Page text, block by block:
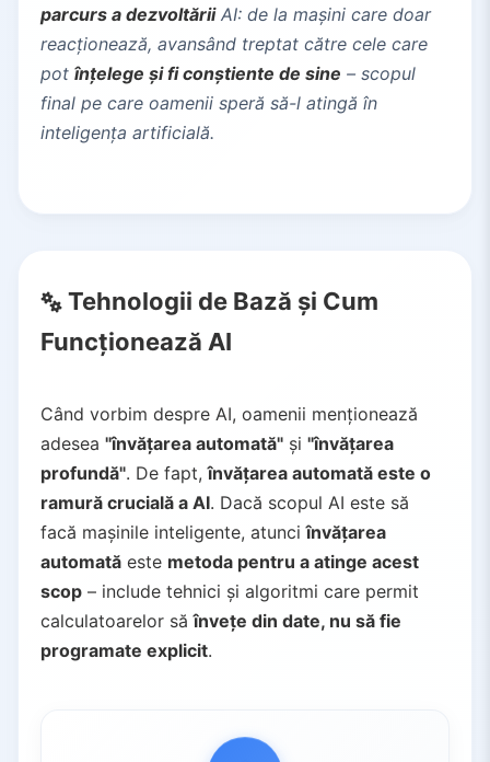
parcurs a dezvoltăriiAI: de la mașini care doar
reacționează, avansând treptat către cele care
pot înțelege și fi conștiente de sine – scopul
final pe care oamenii speră să-l atingă în
inteligența artificială.
Tehnologii de Bază și Cum
Funcționează AI
Când vorbim despre AI, oamenii menționează
adesea "învățarea automată" și "învățarea
profundă". De fapt,învățarea automată este o
ramură crucială a AI. Dacă scopul AI este să
facă mașinile inteligente, atunciînvățarea
automată este metoda pentru a atinge acest
scop – include tehnici și algoritmi care permit
calculatoarelor săînvețe din date, nu să fie
programate explicit.